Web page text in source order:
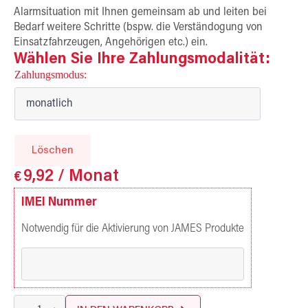
Alarmsituation mit Ihnen gemeinsam ab und leiten bei
Bedarf weitere Schritte (bspw. die Verständogung von
Einsatzfahrzeugen, Angehörigen etc.) ein.
Wählen Sie Ihre Zahlungsmodalität:
Zahlungsmodus
Löschen
€9,92 / Monat
IMEI Nummer
Notwendig für die Aktivierung von JAMES Produkte
JAMES